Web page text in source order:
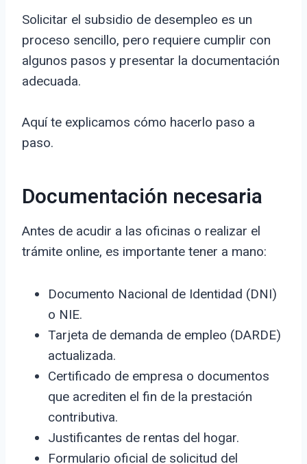
Solicitar el subsidio de desempleo es un
proceso sencillo, pero requiere cumplir con
algunos pasos y presentar la documentación
adecuada.
Aquí te explicamos cómo hacerlo paso a
paso.
Documentación necesaria
Antes de acudir a las oficinas o realizar el
trámite online, es importante tener a mano:
Documento Nacional de Identidad (DNI)
o NIE.
Tarjeta de demanda de empleo (DARDE)
actualizada.
Certificado de empresa o documentos
que acrediten el fin de la prestación
contributiva.
Justificantes de rentas del hogar.
Formulario oficial de solicitud del